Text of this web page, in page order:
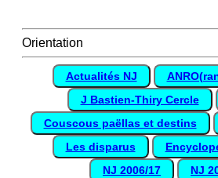
Orientation
Actualités NJ
J Bastien-Thiry Cercle
Couscous paëllas et destins
Les disparus
NJ 2006/17
NJ